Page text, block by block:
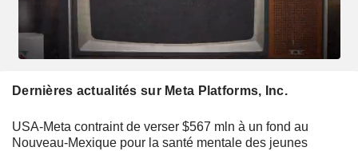
Dernières actualités sur Meta Platforms, Inc.
USA-Meta contraint de verser $567 mln à un fond au
Nouveau-Mexique pour la santé mentale des jeunes